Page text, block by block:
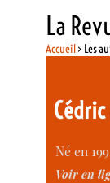
La
Accueil> Les
Né en
Voir en